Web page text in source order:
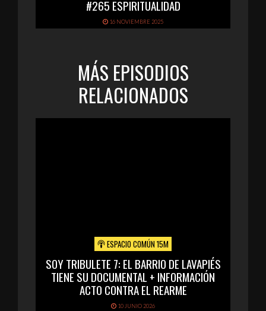
#265 ESPIRITUALIDAD
16 NOVIEMBRE 2025
MÁS EPISODIOS
RELACIONADOS
ESPACIO COMÚN 15M
SOY TRIBULETE 7: EL BARRIO DE LAVAPIÉS
TIENE SU DOCUMENTAL + INFORMACIÓN
ACTO CONTRA EL REARME
10 JUNIO 2026